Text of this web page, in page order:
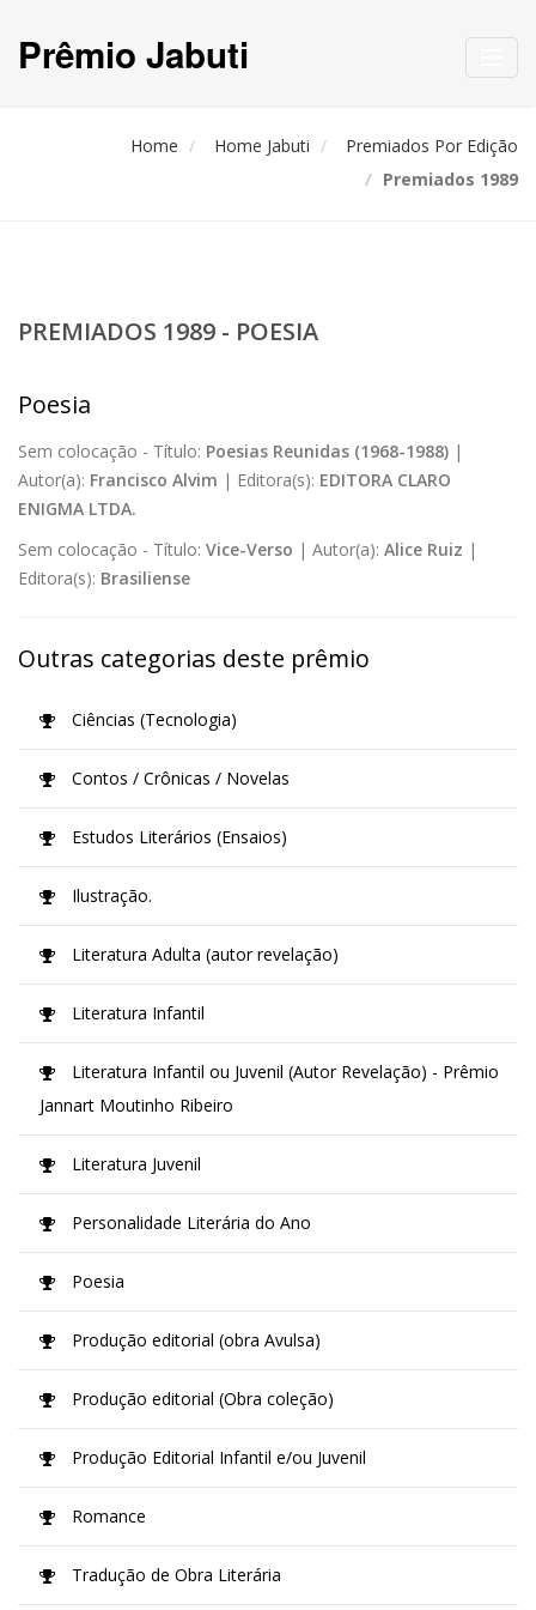
Prêmio Jabuti
Home Home Jabuti
Premiados Por Edição
Premiados 1989
PREMIADOS 1989 - POESIA
Poesia
Sem colocação - Título: Poesias Reunidas (1968-1988) |
Autor(a): Francisco Alvim | Editora(s): EDITORA CLARO
ENIGMA LTDA.
Sem colocação - Título: Vice-Verso | Autor(a): Alice Ruiz |
Editora(s): Brasiliense
Outras categorias deste prêmio
Ciências (Tecnologia)
Contos / Crônicas / Novelas
Estudos Literários (Ensaios)
Ilustração.
Literatura Adulta (autor revelação)
Literatura Infantil
Literatura Infantil ou Juvenil (Autor Revelação) - Prêmio
Jannart Moutinho Ribeiro
Literatura Juvenil
Personalidade Literária do Ano
Poesia
Produção editorial (obra Avulsa)
Produção editorial (Obra coleção)
Produção Editorial Infantil e/ou Juvenil
Romance
Tradução de Obra Literária